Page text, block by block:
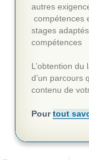
autres
compétences
stages
compétences
L’obtention
d’un parcours
contenu de
Pourtout